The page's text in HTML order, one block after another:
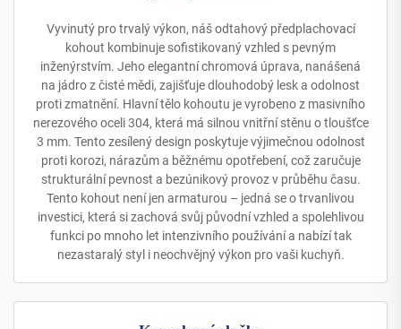
Vyvinutý pro trvalý výkon, náš odtahový předplachovací
kohout kombinuje sofistikovaný vzhled s pevným
inženýrstvím. Jeho elegantní chromová úprava, nanášená
na jádro z čisté mědi, zajišťuje dlouhodobý lesk a odolnost
proti zmatnění. Hlavní tělo kohoutu je vyrobeno z masivního
nerezového oceli 304, která má silnou vnitřní stěnu o tloušťce
3 mm. Tento zesílený design poskytuje výjimečnou odolnost
proti korozi, nárazům a běžnému opotřebení, což zaručuje
strukturální pevnost a bezúnikový provoz v průběhu času.
Tento kohout není jen armaturou – jedná se o trvanlivou
investici, která si zachová svůj původní vzhled a spolehlivou
funkci po mnoho let intenzivního používání a nabízí tak
nezastaralý styl i neochvějný výkon pro vaši kuchyň.